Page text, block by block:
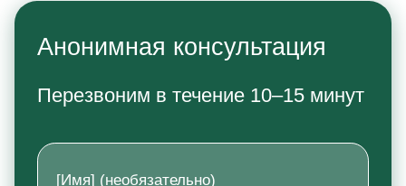
Анонимная консультация
Перезвоним в течение 10–15 минут